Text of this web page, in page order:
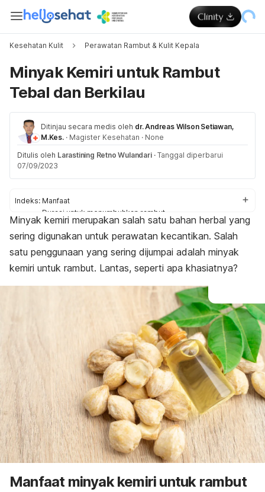
Kesehatan Kulit Perawatan Rambut & Kulit Kepala
Minyak Kemiri untuk Rambut
Tebal dan Berkilau
Ditinjau secara medis oleh dr. Andreas Wilson Setiawan,
M.Kes. · Magister Kesehatan · None
Ditulis oleh Larastining Retno Wulandari · Tanggal diperbarui
07/09/2023
Indeks: Manfaat
Durasi untuk menumbuhkan rambut
Cara pakai
Efek samping
Minyak kemiri merupakan salah satu bahan herbal yang
sering digunakan untuk perawatan kecantikan. Salah
satu penggunaan yang sering dijumpai adalah minyak
kemiri untuk rambut. Lantas, seperti apa khasiatnya?
Manfaat minyak kemiri untuk rambut